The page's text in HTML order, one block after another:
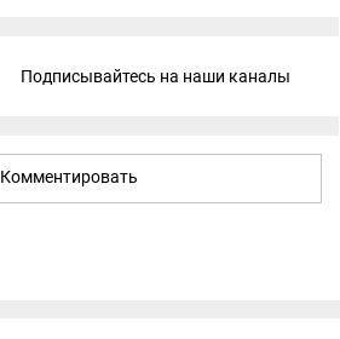
Подписывайтесь на наши каналы
Комментировать